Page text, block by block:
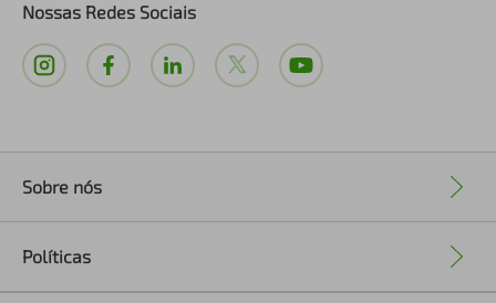
Nossas Redes Sociais
Sobre nós
Políticas